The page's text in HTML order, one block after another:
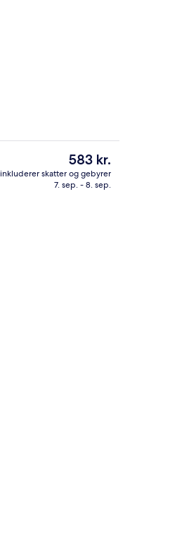
Den
nuværende
pris
583 kr.
inkluderer skatter og gebyrer
7. sep. - 8. sep.